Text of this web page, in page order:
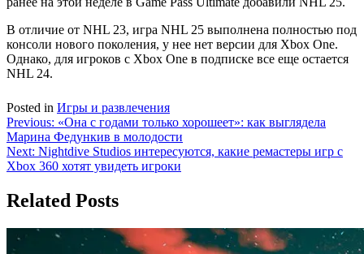
В отличие от NHL 23, игра NHL 25 выполнена полностью под
консоли нового поколения, у нее нет версии для Xbox One.
Однако, для игроков с Xbox One в подписке все еще остается
NHL 24.
Posted in Игры и развлечения
Навигация
по
записям
Previous: «Она с годами только хорошеет»: как выглядела
Марина Федункив в молодости
Next: Nightdive Studios интересуются, какие ремастеры игр с
Xbox 360 хотят увидеть игроки
Related Posts